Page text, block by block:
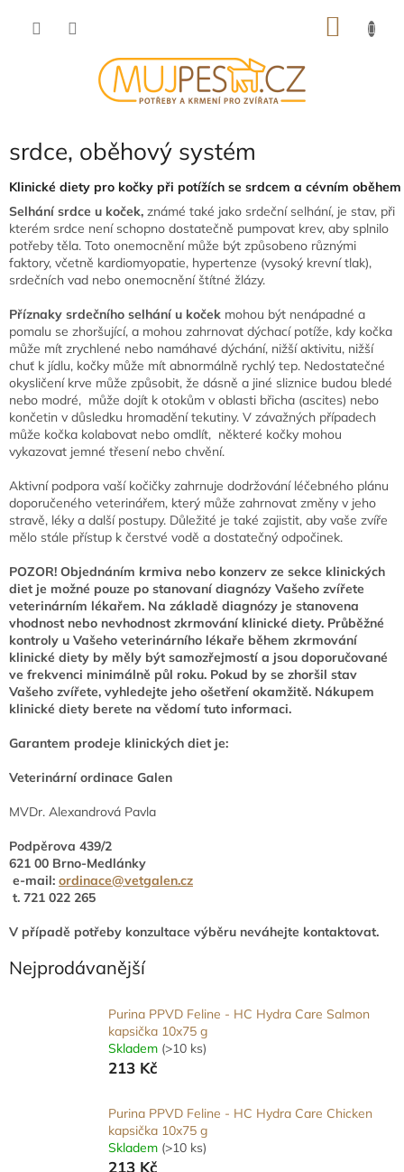
srdce, oběhový systém
Klinické diety pro kočky při potížích se srdcem a cévním oběhem
Selhání srdce u koček, známé také jako srdeční selhání, je stav, při
kterém srdce není schopno dostatečně pumpovat krev, aby splnilo
potřeby těla. Toto onemocnění může být způsobeno různými
faktory, včetně kardiomyopatie, hypertenze (vysoký krevní tlak),
srdečních vad nebo onemocnění štítné žlázy.
Příznaky srdečního selhání u koček mohou být nenápadné a
pomalu se zhoršující, a mohou zahrnovat dýchací potíže, kdy kočka
může mít zrychlené nebo namáhavé dýchání, nižší aktivitu, nižší
chuť k jídlu, kočky může mít abnormálně rychlý tep. Nedostatečné
okysličení krve může způsobit, že dásně a jiné sliznice budou bledé
nebo modré, může dojít k otokům v oblasti břicha (ascites) nebo
končetin v důsledku hromadění tekutiny. V závažných případech
může kočka kolabovat nebo omdlít, některé kočky mohou
vykazovat jemné třesení nebo chvění.
Aktivní podpora vaší kočičky zahrnuje dodržování léčebného plánu
doporučeného veterinářem, který může zahrnovat změny v jeho
stravě, léky a další postupy. Důležité je také zajistit, aby vaše zvíře
mělo stále přístup k čerstvé vodě a dostatečný odpočinek.
POZOR! Objednáním krmiva nebo konzerv ze sekce klinických
diet je možné pouze po stanovaní diagnózy Vašeho zvířete
veterinárním lékařem. Na základě diagnózy je stanovena
vhodnost nebo nevhodnost zkrmování klinické diety. Průběžné
kontroly u Vašeho veterinárního lékaře během zkrmování
klinické diety by měly být samozřejmostí a jsou doporučované
ve frekvenci minimálně půl roku. Pokud by se zhoršil stav
Vašeho zvířete, vyhledejte jeho ošetření okamžitě. Nákupem
klinické diety berete na vědomí tuto informaci.
Garantem prodeje klinických diet je:
Veterinární ordinace Galen
MVDr. Alexandrová Pavla
Podpěrova 439/2
621 00 Brno-Medlánky
e-mail: ordinace@vetgalen.cz
t. 721 022 265
V případě potřeby konzultace výběru neváhejte kontaktovat.
Nejprodávanější
Purina PPVD Feline - HC Hydra Care Salmon
kapsička 10x75 g
Skladem (>10 ks)
213 Kč
Purina PPVD Feline - HC Hydra Care Chicken
kapsička 10x75 g
Skladem (>10 ks)
213 Kč